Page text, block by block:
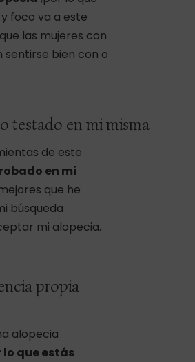
foco va a este
las mujeres con
sentirse bien con o
testado en mi misma
de este
en mí
que he
búsqueda
mi alopecia.
propia
alopecia
que estás